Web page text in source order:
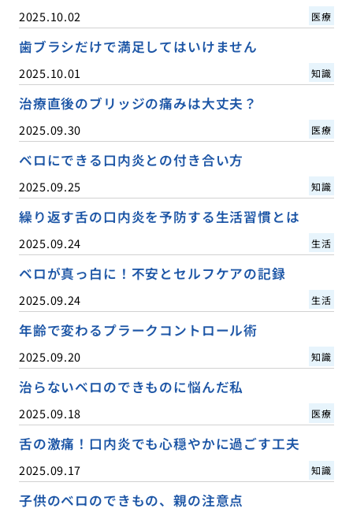
2025.10.02 医療
歯ブラシだけで満足してはいけません
2025.10.01 知識
治療直後のブリッジの痛みは大丈夫？
2025.09.30 医療
ベロにできる口内炎との付き合い方
2025.09.25 知識
繰り返す舌の口内炎を予防する生活習慣とは
2025.09.24 生活
ベロが真っ白に！不安とセルフケアの記録
2025.09.24 生活
年齢で変わるプラークコントロール術
2025.09.20 知識
治らないベロのできものに悩んだ私
2025.09.18 医療
舌の激痛！口内炎でも心穏やかに過ごす工夫
2025.09.17 知識
子供のベロのできもの、親の注意点